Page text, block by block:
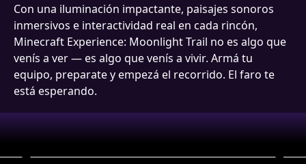
Con una iluminación impactante, paisajes sonoros
inmersivos e interactividad real en cada rincón,
Minecraft Experience: Moonlight Trail no es algo que
venís a ver — es algo que venís a vivir. Armá tu
equipo, preparate y empezá el recorrido. El faro te
está esperando.